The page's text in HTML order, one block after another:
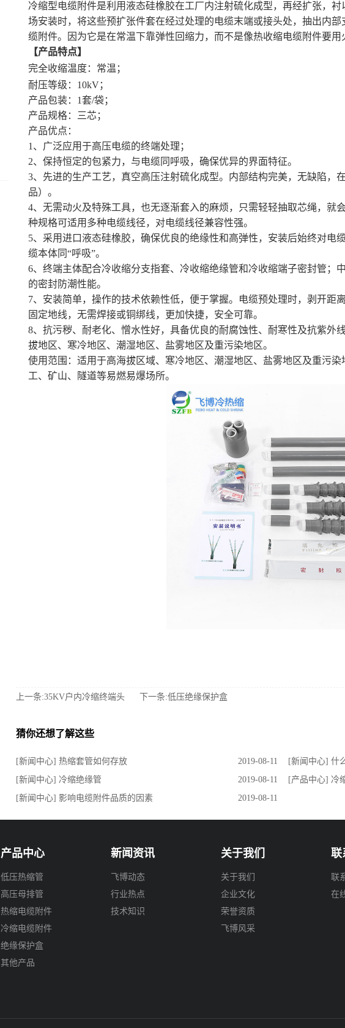
冷缩型电缆附件是利用液态硅橡胶在工厂内注射硫化成型，再经扩张，
场安装时，将这些预扩张件套在经过处理的电缆末端或接头处，抽出内
缆附件。因为它是在常温下靠弹性回缩力，而不是像热收缩电缆附件要用
【产品特点】
完全收缩温度：常温；
耐压等级：10kV；
产品包装：1套/袋；
产品规格：三芯；
产品优点：
1、广泛应用于高压电缆的终端处理；
2、保持恒定的包紧力，与电缆同呼吸，确保优异的界面特征。
3、先进的生产工艺，真空高压注射硫化成型。 内部结构完美，无缺陷，
品）。
4、无需动火及特殊工具，也无逐渐套入的麻烦，只需轻轻抽取芯绳，就
种规格可适用多种电缆线径，对电缆线径兼容性强。
5、采用进口液态硅橡胶，确保优良的绝缘性和高弹性，安装后始终对电
缆本体同“呼吸”。
6、终端主体配合冷收缩分支指套、冷收缩绝缘管和冷收缩端子密封管；
的密封防潮性能。
7、安装简单，操作的技术依赖性低，便于掌握。电缆预处理时，剥开距
固定地线，无需焊接或铜绑线，更加快捷，安全可靠。
8、抗污秽、耐老化、憎水性好，具备优良的耐腐蚀性、耐寒性及抗紫外
拔地区、寒冷地区、潮湿地区、盐雾地区及重污染地区。
使用范围：适用于高海拔区域、寒冷地区、潮湿地区、盐雾地区及重污
工、矿山、隧道等易燃易爆场所。
上一条:35KV户内冷缩终端头 下一条:低压绝缘保护盒
猜你还想了解这些
[新闻中心] 热缩套管如何存放 2019-08-11 [新闻中心] 什
[新闻中心] 冷缩绝缘管
2019-08-11 [产品中心] 冷
[新闻中心] 影响电缆附件品质的因素
2019-08-11
产品中心
低压热缩管
高压母排管
热缩电缆附件
冷缩电缆附件
绝缘保护盒
其他产品
新闻资讯
飞博动态
行业热点
技术知识
关于我们
关于我们
企业文化
荣誉资质
飞博风采
联
联
在